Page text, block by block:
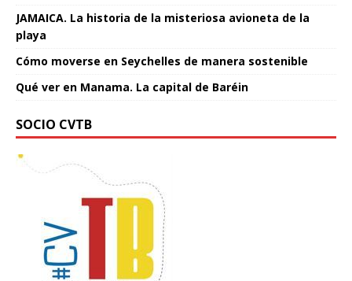
JAMAICA. La historia de la misteriosa avioneta de la
playa
Cómo moverse en Seychelles de manera sostenible
Qué ver en Manama. La capital de Baréin
SOCIO CVTB